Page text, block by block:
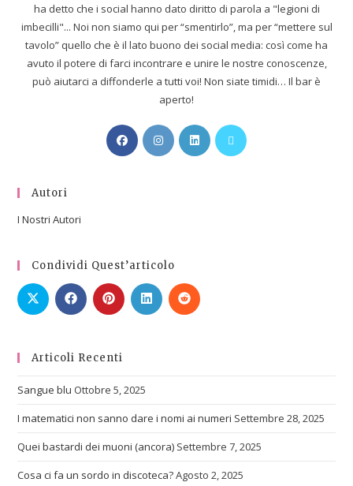
ha detto che i social hanno dato diritto di parola a "legioni di
imbecilli"... Noi non siamo qui per “smentirlo”, ma per “mettere sul
tavolo” quello che è il lato buono dei social media: così come ha
avuto il potere di farci incontrare e unire le nostre conoscenze,
può aiutarci a diffonderle a tutti voi! Non siate timidi… Il bar è
aperto!
Autori
I Nostri Autori
Condividi Quest’articolo
Articoli Recenti
Sangue blu Ottobre 5, 2025
I matematici non sanno dare i nomi ai numeri Settembre 28, 2025
Quei bastardi dei muoni (ancora) Settembre 7, 2025
Cosa ci fa un sordo in discoteca?Agosto 2, 2025